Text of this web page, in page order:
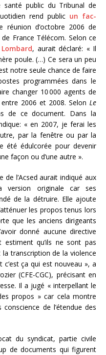
public du Tribunal de
rend public un fac-
réunion d’octobre 2006 de
de France Télécom. Selon ce
, aurait déclaré: « Il
poule. (…) Ce sera un peu
notre seule chance de faire
programmées dans le
changer 10 000 agents de
2006 et 2008. Selon Le
de ce document. Dans la
« en 2007, je ferai les
par la fenêtre ou par la
été édulcorée pour devenir
façon ou d’une autre ».
de l’Acsed aurait indiqué aux
version originale car ses
de la détruire. Elle ajoute
les propos tenus lors
que les anciens dirigeants
donné aucune directive
qu’ils ne sont pas
transcription de la violence
ça qui est nouveau », a
(CFE-CGC), précisant en
Il a jugé « interpellant le
propos » car cela montre
de l’étendue des
du syndicat, partie civile
de documents qui figurent